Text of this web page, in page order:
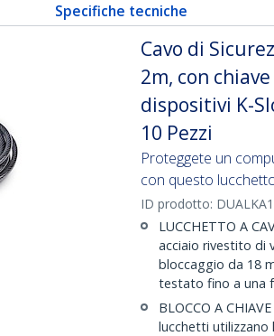
Specifiche tecniche
Cavo di
2m, con
dispositivi K-
10 Pezzi
Proteggete un
con questo
ID prodotto:
LUCCHETTO A
acciaio rivestito di
bloccaggio da 18
testato fino a una
BLOCCO A
lucchetti utilizzano